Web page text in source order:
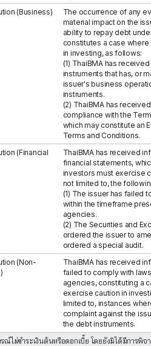
(Business)
The occurrence of any
material impact on the
ability to repay debt
constitutes a case
in investing, as follows:
(1) ThaiBMA has
instruments that has, or
issuer's business
instruments.
(2) ThaiBMA has
compliance with the
which may constitute an
Terms and Conditions.
(Financial
ThaiBMA has received
financial statements,
investors must exercise
not limited to, the
(1) The issuer has failed
within the timeframe
agencies.
(2) The Securities and
ordered the issuer to
ordered a special audit.
(Non-
ThaiBMA has received
failed to comply with
agencies, constituting a
exercise caution in
limited to, instances
complaint against the
the debt instruments.
รณ์ไม่ชำระเงินต้นหรือดอกเบี้ย โดยยังมิได้มีก